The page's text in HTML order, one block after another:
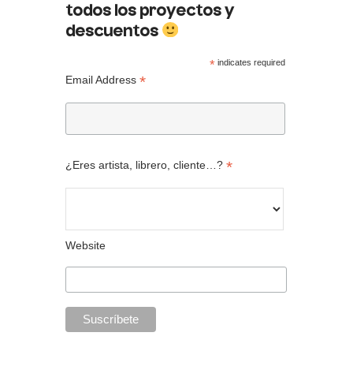
todos los proyectos y
descuentos
* indicates required
Email Address *
¿Eres artista, librero, cliente…? *
Website